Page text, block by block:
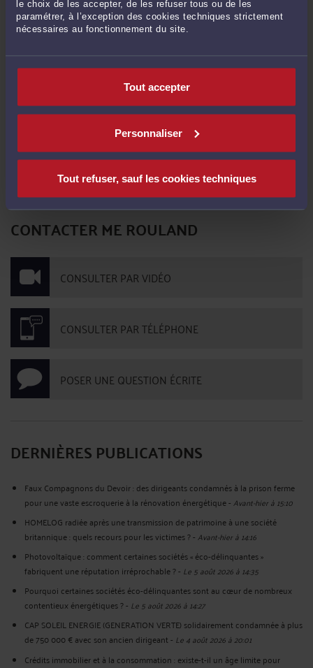
le choix de les accepter, de les refuser tous ou de les
paramétrer, à l’exception des cookies techniques strictement
nécessaires au fonctionnement du site.
Tout accepter
Personnaliser
Tout refuser, sauf les cookies techniques
Site :https://sites.google.com/view/gregoryrouland/accueil
Commentaires
ENVOYER
Pas de contribution, soyez le premier
CONTACTER ME ROULAND
CONSULTER PAR VIDÉO
CONSULTER PAR TÉLÉPHONE
POSER UNE QUESTION ÉCRITE
DERNIÈRES PUBLICATIONS
Faux Compagnons du Devoir : des dirigeants condamnés à la prison ferme
pour une vaste escroquerie à la rénovation énergétique-Avant-hier à 15:10
HOMELOG radiée après une transmission de patrimoine à une société
britannique : quels recours pour les victimes ?-Avant-hier à 14:16
Photovoltaïque : comment certaines sociétés « éco-délinquantes »
fabriquent une réputation irréprochable ?- Le 5 août 2026 à 14:35
Pourquoi certaines sociétés éco-délinquantes sont au cœur de nombreux
contentieux énergétiques ?- Le 5 août 2026 à 14:27
CAP SOLEIL ENERGIE (GENERATION VERTE) solidairement condamnée à plus
de 750 000 € avec son ancien dirigeant- Le 4 août 2026 à 20:01
Crédits immobilier et à la consommation : existe-t-il un âge limite pour